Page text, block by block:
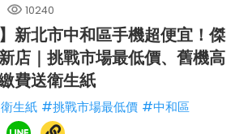
10240
新北市中和區手機超便宜！傑
店｜挑戰市場最低價、舊機高
費送衛生紙
生紙 #挑戰市場最低價 #中和區